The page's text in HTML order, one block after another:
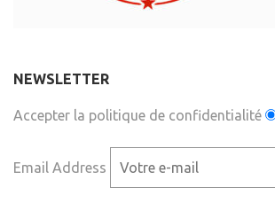
NEWSLETTER
Accepter la politique de confidentialité
Email Address